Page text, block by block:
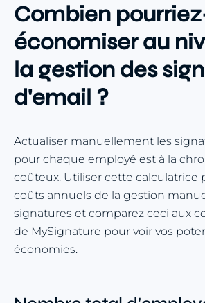
Combien
économiser au
la gestion des
d'email ?
Actualiser manuellement les
pour chaque employé est à la
coûteux. Utiliser cette calculatrice
coûts annuels de la gestion
signatures et comparez ceci aux
de MySignature pour voir vos
économies.